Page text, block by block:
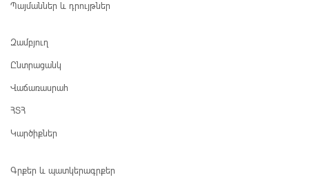
Պայմաններ և դրույթներ
Զամբյուղ
Ընտրացանկ
Վաճառասրահ
ՀՏՀ
Կարծիքներ
Գրքեր և պատկերագրքեր